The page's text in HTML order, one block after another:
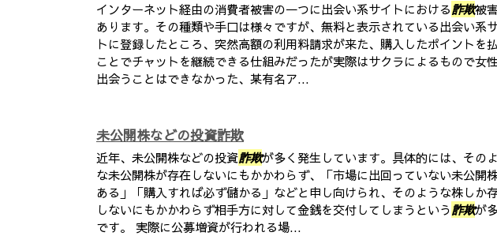
インターネット経由の消費者被害の一つに出会い系サイトにおける詐欺被
あります。その種類や手口は様々ですが、無料と表示されている出会い系
トに登録したところ、突然高額の利用料請求が来た、購入したポイントを
ことでチャットを継続できる仕組みだったが実際はサクラによるもので女
出会うことはできなかった、某有名ア...
未公開株などの投資詐欺
近年、未公開株などの投資詐欺が多く発生しています。具体的には、その
な未公開株が存在しないにもかかわらず、「市場に出回っていない未公開
ある」「購入すれば必ず儲かる」などと申し向けられ、そのような株しか
しないにもかかわらず相手方に対して金銭を交付してしまうという詐欺が
です。 実際に公募増資が行われる場...